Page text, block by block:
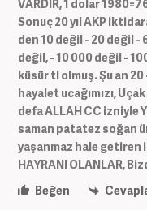
VARDIR, 1 dolar
Sonuç 20 yıl AKP
den 10 değil - 20 değil -
değil, - 10 000 değil -
küsür tl olmuş. Şu an
hayalet ucağımızı,
defa ALLAH CC izniyle
saman patatez soğan
yaşanmaz hale getiren
HAYRANI OLANLAR,
Beğen